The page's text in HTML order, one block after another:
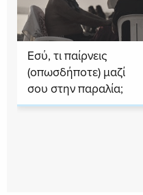
Εσύ, τι παίρνεις
(οπωσδήποτε) μαζί
σου στην παραλία;